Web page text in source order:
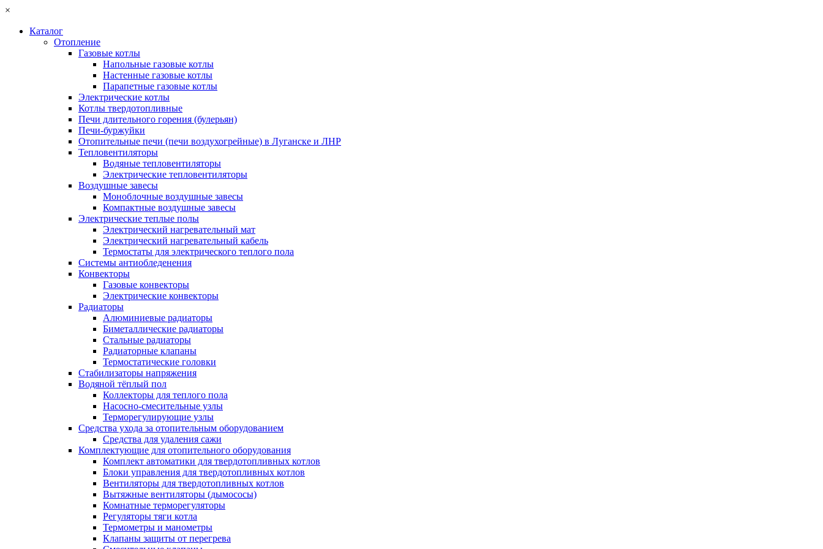
×
Каталог
Отопление
Газовые котлы
Напольные газовые котлы
Настенные газовые котлы
Парапетные газовые котлы
Электрические котлы
Котлы твердотопливные
Печи длительного горения (булерьян)
Печи-буржуйки
Отопительные печи (печи воздухогрейные) в Луганске и ЛНР
Тепловентиляторы
Водяные тепловентиляторы
Электрические тепловентиляторы
Воздушные завесы
Моноблочные воздушные завесы
Компактные воздушные завесы
Электрические теплые полы
Электрический нагревательный мат
Электрический нагревательный кабель
Термостаты для электрического теплого пола
Системы антиобледенения
Конвекторы
Газовые конвекторы
Электрические конвекторы
Радиаторы
Алюминиевые радиаторы
Биметаллические радиаторы
Стальные радиаторы
Радиаторные клапаны
Термостатические головки
Стабилизаторы напряжения
Водяной тёплый пол
Коллекторы для теплого пола
Насосно-смесительные узлы
Терморегулирующие узлы
Средства ухода за отопительным оборудованием
Средства для удаления сажи
Комплектующие для отопительного оборудования
Комплект автоматики для твердотопливных котлов
Блоки управления для твердотопливных котлов
Вентиляторы для твердотопливных котлов
Вытяжные вентиляторы (дымососы)
Комнатные терморегуляторы
Регуляторы тяги котла
Термометры и манометры
Клапаны защиты от перегрева